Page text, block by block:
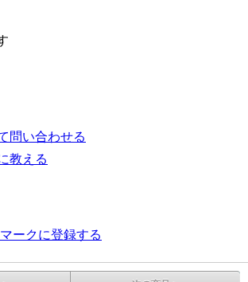
問い合わせる
教える
ークに登録する